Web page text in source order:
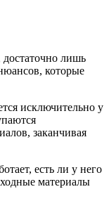
лишь
которые
исключительно у
заканчивая
есть ли у него
материалы